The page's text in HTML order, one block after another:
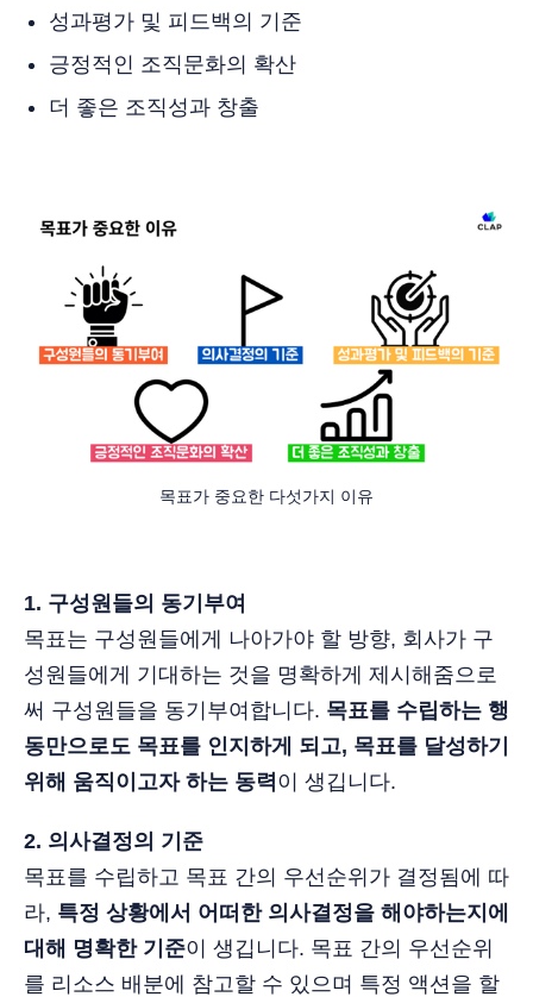
성과평가 및 피드백의 기준
긍정적인 조직문화의 확산
더 좋은 조직성과 창출
목표가 중요한 다섯가지 이유
1. 구성원들의 동기부여
목표는 구성원들에게 나아가야 할 방향, 회사가 구
성원들에게 기대하는 것을 명확하게 제시해줌으로
써 구성원들을 동기부여합니다. 목표를 수립하는 행
동만으로도 목표를 인지하게 되고, 목표를 달성하기
위해 움직이고자 하는 동력 이 생깁니다.
2. 의사결정의 기준
목표를 수립하고 목표 간의 우선순위가 결정됨에 따
라, 특정 상황에서 어떠한 의사결정을 해야하는지에
대해 명확한 기준이 생깁니다. 목표 간의 우선순위
를 리소스 배분에 참고할 수 있으며 특정 액션을 할